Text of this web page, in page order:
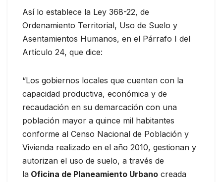
Así lo establece la Ley 368-22, de
Ordenamiento Territorial, Uso de Suelo y
Asentamientos Humanos, en el Párrafo I del
Artículo 24, que dice:
“Los gobiernos locales que cuenten con la
capacidad productiva, económica y de
recaudación en su demarcación con una
población mayor a quince mil habitantes
conforme al Censo Nacional de Población y
Vivienda realizado en el año 2010, gestionan y
autorizan el uso de suelo, a través de
la Oficina de Planeamiento Urbano creada